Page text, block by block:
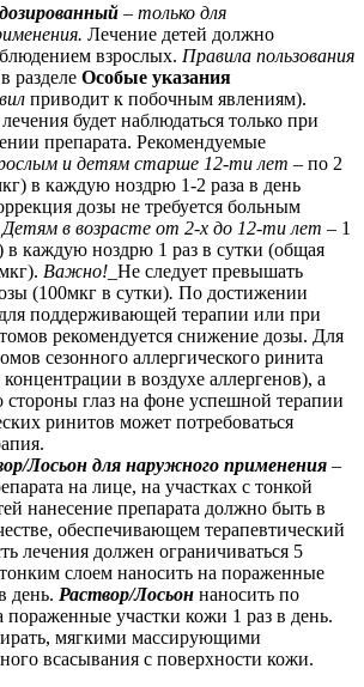
– только для
Лечение детей должно
взрослых. Правила пользования
разделе Особые указания
приводит к побочным явлениям).
будет наблюдаться только при
препарата. Рекомендуемые
и детям старше 12-ти лет – по 2
в каждую ноздрю 1-2 раза в день
дозы не требуется больным
Детям в возрасте от 2-х до 12-ти лет – 1
в каждую ноздрю 1 раз в сутки (общая
Важно!_ Не следует превышать
(100мкг в сутки). По достижении
поддерживающей терапии или при
рекомендуется снижение дозы. Для
сезонного аллергического ринита
в воздухе аллергенов), а
стороны глаз на фоне успешной терапии
ринитов может потребоваться
Лосьон для наружного применения –
на лице, на участках с тонкой
нанесение препарата должно быть в
обеспечивающем терапевтический
лечения должен ограничиваться 5
тонким слоем наносить на пораженные
день. Раствор/Лосьон наносить по
пораженные участки кожи 1 раз в день.
мягкими массирующими
всасывания с поверхности кожи.